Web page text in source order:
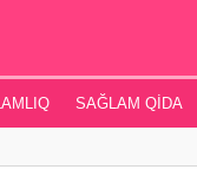
SAĞLAM QIDA